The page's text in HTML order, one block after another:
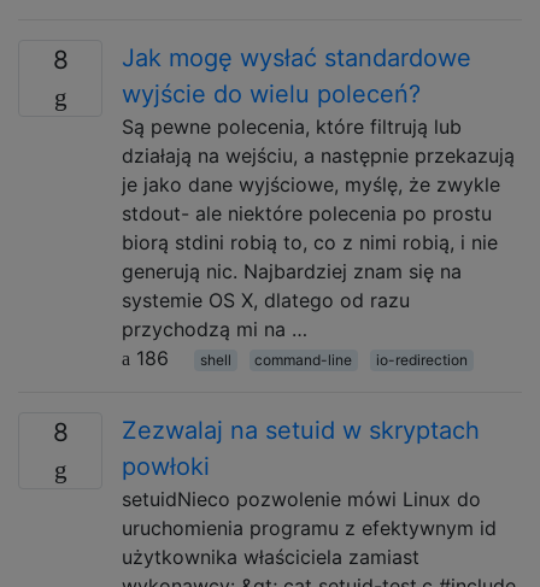
8
Jak mogę wysłać standardowe
wyjście do wielu poleceń?
Są pewne polecenia, które filtrują lub
działają na wejściu, a następnie przekazują
je jako dane wyjściowe, myślę, że zwykle
stdout- ale niektóre polecenia po prostu
biorą stdini robią to, co z nimi robią, i nie
generują nic. Najbardziej znam się na
systemie OS X, dlatego od razu
przychodzą mi na …
186
shell command-line io-redirection
8
Zezwalaj na setuid w skryptach
powłoki
setuidNieco pozwolenie mówi Linux do
uruchomienia programu z efektywnym id
użytkownika właściciela zamiast